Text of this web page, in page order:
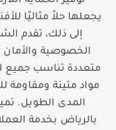
يجعلها حلاً مثاليًا
إلى ذلك، تقدم
الخصوصية والأمان
متعددة تناسب جميع
مواد متينة ومقاومة
المدى الطويل.
بالرياض بخدمة